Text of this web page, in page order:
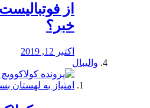
از
خبر؟
اکتبر 12, 2019
والیبال